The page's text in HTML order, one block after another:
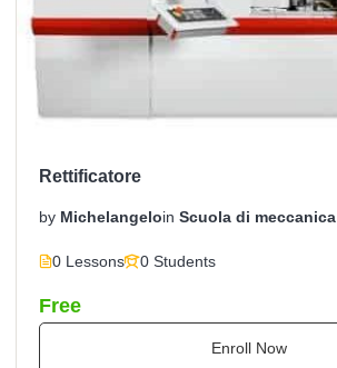
Rettificatore
by Michelangeloin Scuola di meccanica
0 Lessons 0 Students
Free
Enroll Now